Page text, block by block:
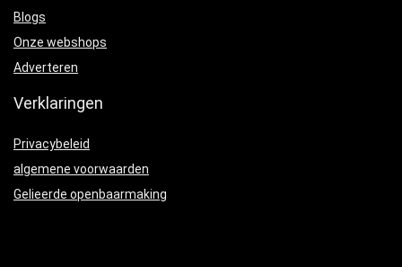
Blogs
Onze webshops
Adverteren
Verklaringen
Privacybeleid
algemene voorwaarden
Gelieerde openbaarmaking